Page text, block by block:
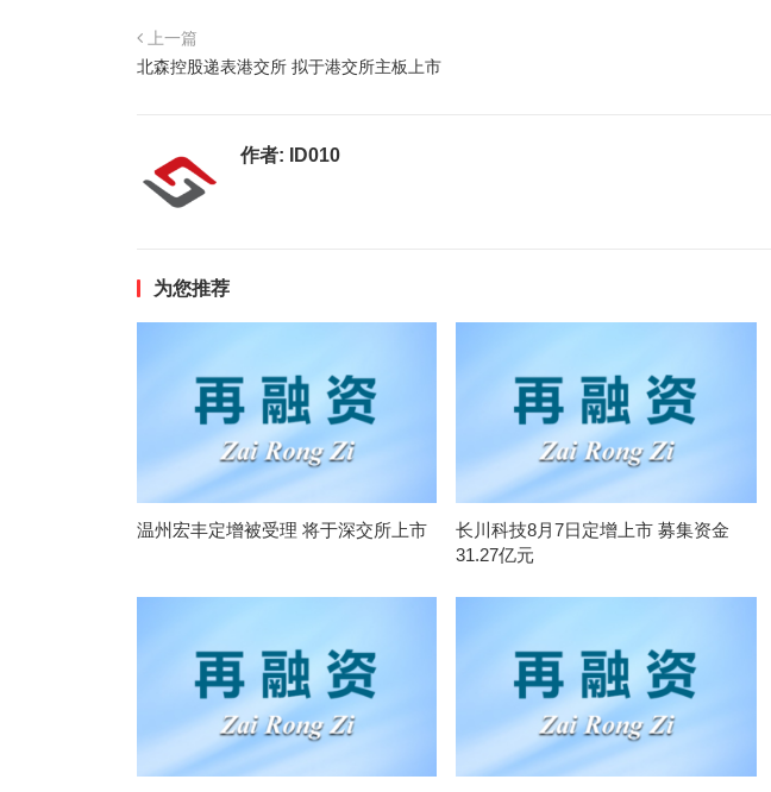
上一篇
北森控股递表港交所 拟于港交所主板上市
作者: ID010
为您推荐
温州宏丰定增被受理 将于深交所上市
长川科技8月7日定增上市 募集资金
31.27亿元